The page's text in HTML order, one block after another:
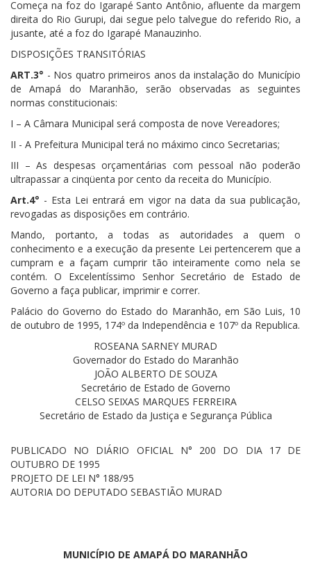
Começa na foz do Igarapé Santo Antônio, afluente da margem
direita do Rio Gurupi, dai segue pelo talvegue do referido Rio, a
jusante, até a foz do Igarapé Manauzinho.
DISPOSIÇÕES TRANSITÓRIAS
ART.3° - Nos quatro primeiros anos da instalação do Município
de Amapá do Maranhão, serão observadas as seguintes
normas constitucionais:
I – A Câmara Municipal será composta de nove Vereadores;
II - A Prefeitura Municipal terá no máximo cinco Secretarias;
III – As despesas orçamentárias com pessoal não poderão
ultrapassar a cinqüenta por cento da receita do Município.
Art.4° - Esta Lei entrará em vigor na data da sua publicação,
revogadas as disposições em contrário.
Mando, portanto, a todas as autoridades a quem o
conhecimento e a execução da presente Lei pertencerem que a
cumpram e a façam cumprir tão inteiramente como nela se
contém. O Excelentíssimo Senhor Secretário de Estado de
Governo a faça publicar, imprimir e correr.
Palácio do Governo do Estado do Maranhão, em São Luis, 10
de outubro de 1995, 174º da Independência e 107º da Republica.
ROSEANA SARNEY MURAD
Governador do Estado do Maranhão
JOÃO ALBERTO DE SOUZA
Secretário de Estado de Governo
CELSO SEIXAS MARQUES FERREIRA
Secretário de Estado da Justiça e Segurança Pública
PUBLICADO NO DIÁRIO OFICIAL N° 200 DO DIA 17 DE
OUTUBRO DE 1995
PROJETO DE LEI N° 188/95
AUTORIA DO DEPUTADO SEBASTIÃO MURAD
MUNICÍPIO DE AMAPÁ DO MARANHÃO